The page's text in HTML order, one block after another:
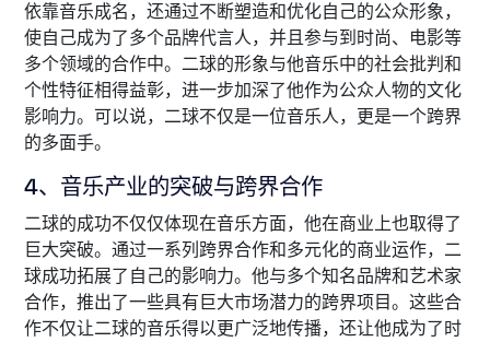
依靠音乐成名，还通过不断塑造和优化自己的公众形象，
使自己成为了多个品牌代言人，并且参与到时尚、电影等
多个领域的合作中。二球的形象与他音乐中的社会批判和
个性特征相得益彰，进一步加深了他作为公众人物的文化
影响力。可以说，二球不仅是一位音乐人，更是一个跨界
的多面手。
4、音乐产业的突破与跨界合作
二球的成功不仅仅体现在音乐方面，他在商业上也取得了
巨大突破。通过一系列跨界合作和多元化的商业运作，二
球成功拓展了自己的影响力。他与多个知名品牌和艺术家
合作，推出了一些具有巨大市场潜力的跨界项目。这些合
作不仅让二球的音乐得以更广泛地传播，还让他成为了时